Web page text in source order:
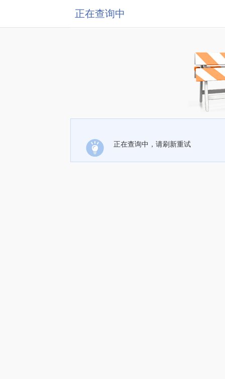
正在查询中
正在查询中，请刷新重试